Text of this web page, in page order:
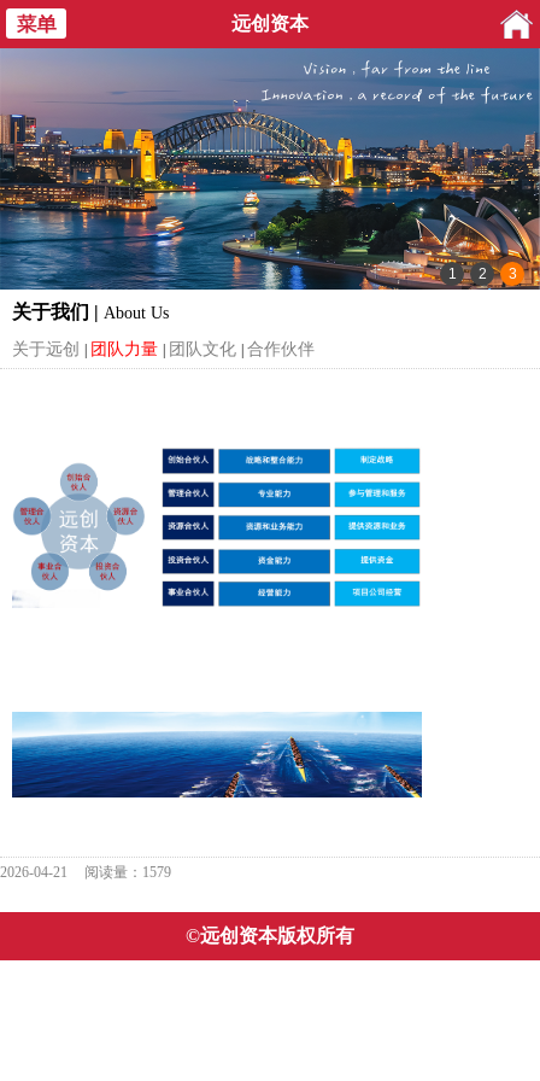
远创资本
关于我们 | About Us
关于远创
团队力量 团队文化 合作伙伴
2026-04-21 阅读量：1579
©远创资本版权所有